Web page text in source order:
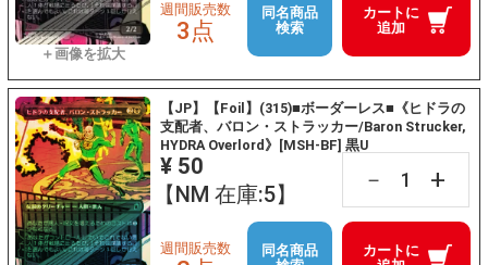
カートに
追加
週間販売数
3点
同名商品
検索
【JP】【Foil】(315)■ボーダーレス■《ヒドラの
支配者、バロン・ストラッカー/Baron Strucker,
HYDRA Overlord》[MSH-BF] 黒U
¥ 50
【NM 在庫:5】
－ +
カートに
週間販売数
同名商品